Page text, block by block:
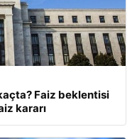
Faiz beklentisi
kararı